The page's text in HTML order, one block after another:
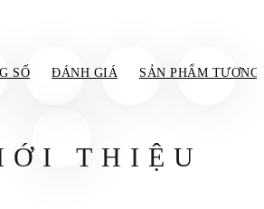
SỐ ĐÁNH GIÁ SẢN PHẨM TƯƠNG
THIỆU